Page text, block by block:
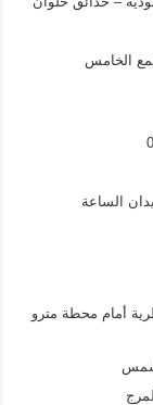
– بوابة 4 – التجمع الخامس
الساعة
أمام محطة مترو